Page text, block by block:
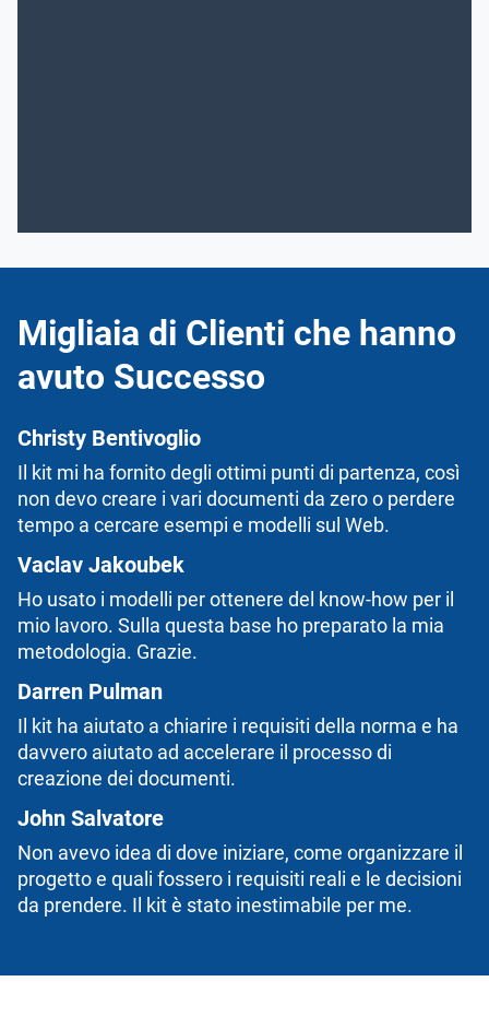
Migliaia di Clienti che hanno
avuto Successo
Christy Bentivoglio
Il kit mi ha fornito degli ottimi punti di partenza, così
non devo creare i vari documenti da zero o perdere
tempo a cercare esempi e modelli sul Web.
Vaclav Jakoubek
Ho usato i modelli per ottenere del know-how per il
mio lavoro. Sulla questa base ho preparato la mia
metodologia. Grazie.
Darren Pulman
Il kit ha aiutato a chiarire i requisiti della norma e ha
davvero aiutato ad accelerare il processo di
creazione dei documenti.
John Salvatore
Non avevo idea di dove iniziare, come organizzare il
progetto e quali fossero i requisiti reali e le decisioni
da prendere. Il kit è stato inestimabile per me.